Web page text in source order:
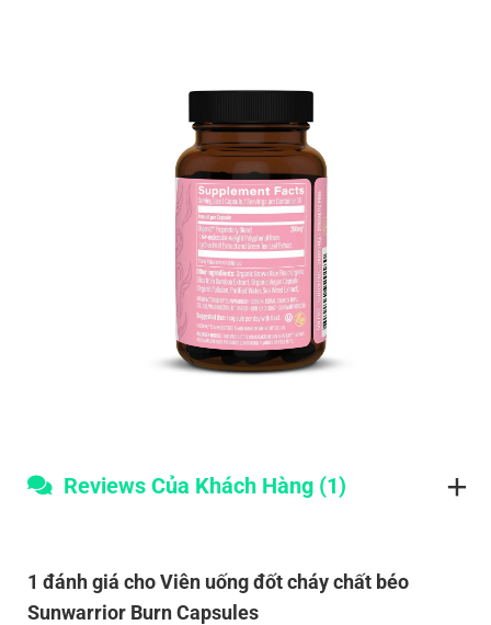
Reviews Của Khách Hàng (1)
1 đánh giá choViên uống đốt cháy chất béo
Sunwarrior Burn Capsules